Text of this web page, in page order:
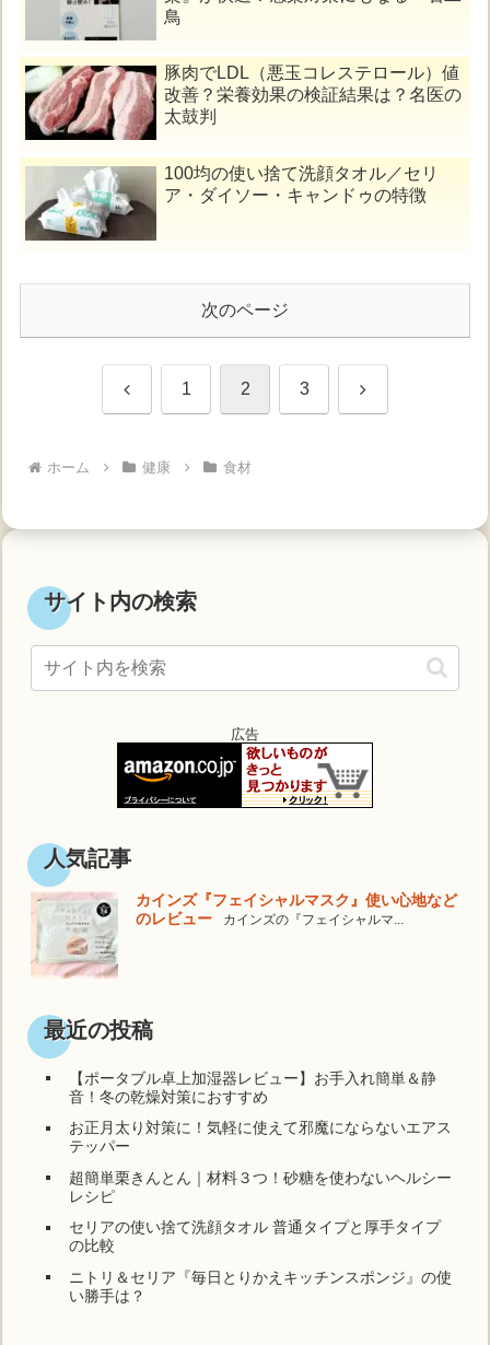
鳥
豚肉でLDL（悪玉コレステロール）値
改善？栄養効果の検証結果は？名医の
太鼓判
100均の使い捨て洗顔タオル／セリ
ア・ダイソー・キャンドゥの特徴
次のページ
前 1 2 3 次
ホーム 健康 食材
サイト内の検索
広告
人気記事
カインズ『フェイシャルマスク』使い心地など
のレビュー
カインズの『フェイシャルマ...
最近の投稿
【ポータブル卓上加湿器レビュー】お手入れ簡単＆静
音！冬の乾燥対策におすすめ
お正月太り対策に！気軽に使えて邪魔にならないエアス
テッパー
超簡単栗きんとん｜材料３つ！砂糖を使わないヘルシー
レシピ
セリアの使い捨て洗顔タオル 普通タイプと厚手タイプ
の比較
ニトリ＆セリア『毎日とりかえキッチンスポンジ』の使
い勝手は？